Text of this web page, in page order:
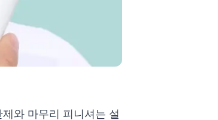
와 마무리 피니셔는 설